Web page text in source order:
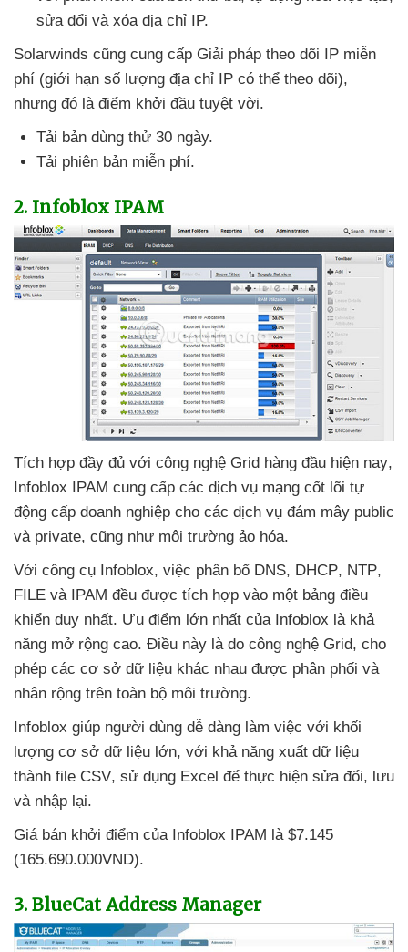
sửa đổi và xóa địa chỉ IP.
Solarwinds cũng cung cấp Giải pháp theo dõi IP miễn
phí (giới hạn số lượng địa chỉ IP có thể theo dõi),
nhưng đó là điểm khởi đầu tuyệt vời.
Tải bản dùng thử 30 ngày.
Tải phiên bản miễn phí.
2. Infoblox IPAM
Tích hợp đầy đủ với công nghệ Grid hàng đầu hiện nay,
Infoblox IPAM cung cấp các dịch vụ mạng cốt lõi tự
động cấp doanh nghiệp cho các dịch vụ đám mây public
và private, cũng như môi trường ảo hóa.
Với công cụ Infoblox, việc phân bổ DNS, DHCP, NTP,
FILE và IPAM đều được tích hợp vào một bảng điều
khiển duy nhất. Ưu điểm lớn nhất của Infoblox là khả
năng mở rộng cao. Điều này là do công nghệ Grid, cho
phép các cơ sở dữ liệu khác nhau được phân phối và
nhân rộng trên toàn bộ môi trường.
Infoblox giúp người dùng dễ dàng làm việc với khối
lượng cơ sở dữ liệu lớn, với khả năng xuất dữ liệu
thành file CSV, sử dụng Excel để thực hiện sửa đổi, lưu
và nhập lại.
Giá bán khởi điểm của Infoblox IPAM là $7.145
(165.690.000VND).
3. BlueCat Address Manager